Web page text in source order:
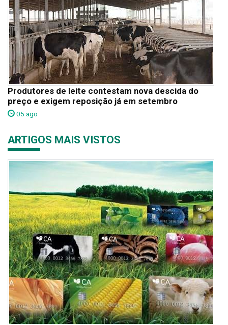
Produtores de leite contestam nova descida do
preço e exigem reposição já em setembro
05 ago
ARTIGOS MAIS VISTOS